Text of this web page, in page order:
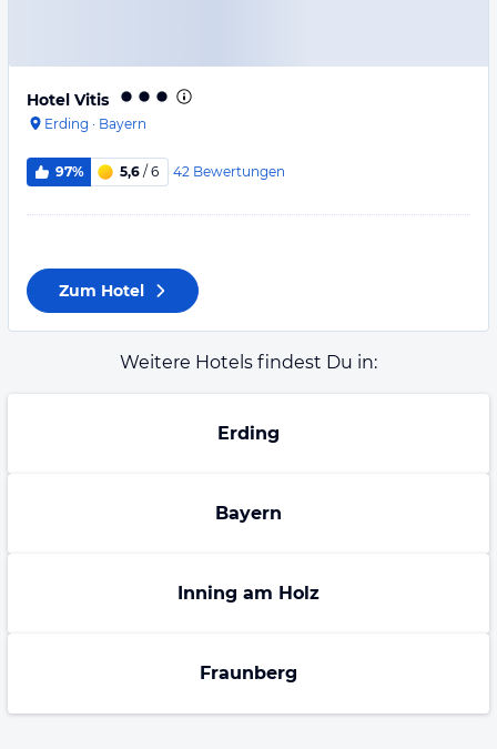
Hotel Vitis
Erding · Bayern
97% 5,6 / 6 42 Bewertungen
Zum Hotel
Weitere Hotels findest Du in:
Erding
Bayern
Inning am Holz
Fraunberg